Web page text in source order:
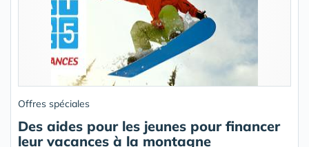
Offres spéciales
Des aides pour les jeunes pour financer
leur vacances à la montagne